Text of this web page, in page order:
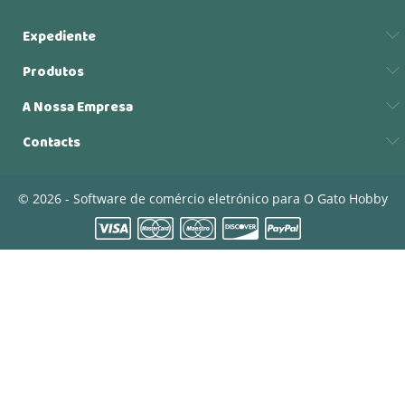
Expediente
Produtos
A Nossa Empresa
Contacts
© 2026 - Software de comércio eletrónico para O Gato Hobby